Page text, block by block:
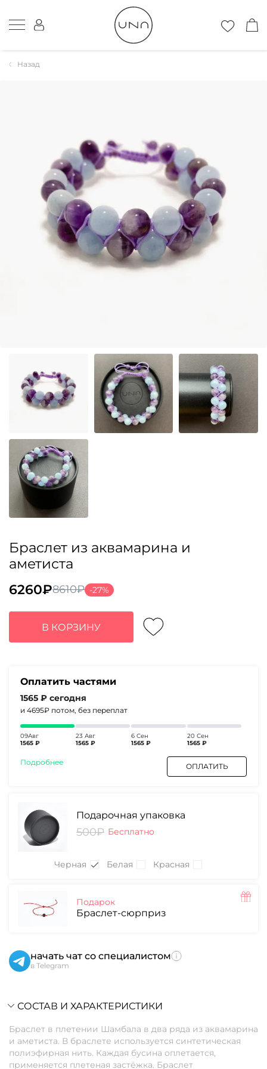
Назад
Браслет из аквамарина и
аметиста
8610₽
Первоначальная
цена
составляла
8610₽.
6260₽
Текущая
цена:
6260₽.
-27%
В КОРЗИНУ
Оплатить частями
1565 ₽ сегодня
и 4695₽ потом, без переплат
09Авг
1565 ₽
23 Авг
1565 ₽
6 Сен
1565 ₽
20 Сен
1565 ₽
Подробнее ОПЛАТИТЬ
Подарочная упаковка
500₽ Бесплатно
Черная Белая Красная
Подарок
Браслет-сюрприз
начать чат со специалистом
в Telegram
СОСТАВ И ХАРАКТЕРИСТИКИ
Браслет в плетении Шамбала в два ряда из аквамарина
и аметиста. В браслете используется синтетическая
полиэфирная нить. Каждая бусина оплетается,
применяется плетеная застёжка. Браслет